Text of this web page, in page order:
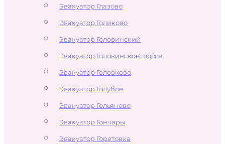
Эвакуатор Глазово
Эвакуатор Голиково
Эвакуатор Головинский
Эвакуатор Головинское шоссе
Эвакуатор Головково
Эвакуатор Голубое
Эвакуатор Гольяново
Эвакуатор Гончары
Эвакуатор Горетовка